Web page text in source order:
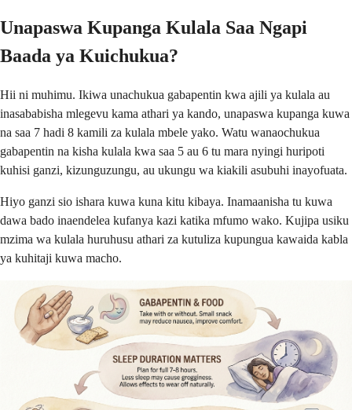
Unapaswa Kupanga Kulala Saa Ngapi
Baada ya Kuichukua?
Hii ni muhimu. Ikiwa unachukua gabapentin kwa ajili ya kulala au
inasababisha mlegevu kama athari ya kando, unapaswa kupanga kuwa
na saa 7 hadi 8 kamili za kulala mbele yako. Watu wanaochukua
gabapentin na kisha kulala kwa saa 5 au 6 tu mara nyingi huripoti
kuhisi ganzi, kizunguzungu, au ukungu wa kiakili asubuhi inayofuata.
Hiyo ganzi sio ishara kuwa kuna kitu kibaya. Inamaanisha tu kuwa
dawa bado inaendelea kufanya kazi katika mfumo wako. Kujipa usiku
mzima wa kulala huruhusu athari za kutuliza kupungua kawaida kabla
ya kuhitaji kuwa macho.